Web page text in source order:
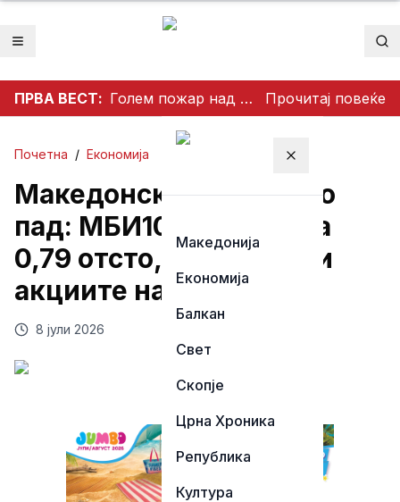
Отвори мени
ПРВА ВЕСТ: Голем пожар над Чифлик ставен под контрола, спречено ширење кон боровата шума на Водно Прочитај повеќе
Затвори мени
Македонија
Економија
Балкан
Свет
Скопје
Црна Хроника
Република
Култура
Почетна / Економија
Македонската берза во
пад: МБИ10 намален за
0,79 отсто, најтргувани
акциите на Алкалоид
8 јули 2026